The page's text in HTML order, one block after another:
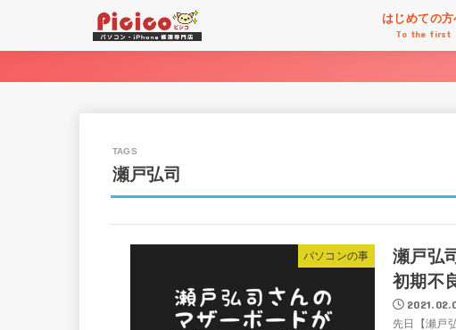
はじめての方
To the first
瀬戸弘司
パソコンの事
瀬戸弘
初期不
先日【瀬戸